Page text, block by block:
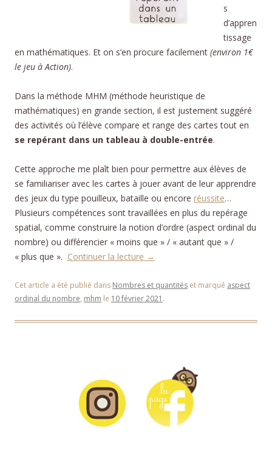
s
d’appren
tissage
en mathématiques. Et on s’en procure facilement (environ 1€
le jeu à Action).
Dans la méthode MHM (méthode heuristique de
mathématiques) en grande section, il est justement suggéré
des activités où l’élève compare et range des cartes tout en
se repérant dans un tableau à double-entrée.
Cette approche me plaît bien pour permettre aux élèves de
se familiariser avec les cartes à jouer avant de leur apprendre
des jeux du type pouilleux, bataille ou encore réussite…
Plusieurs compétences sont travaillées en plus du repérage
spatial, comme construire la notion d’ordre (aspect ordinal du
nombre) ou différencier « moins que » / « autant que » /
« plus que ». Continuer la lecture →
Cet article a été publié dans Nombres et quantités et marqué aspect
ordinal du nombre, mhm le 10 février 2021 .